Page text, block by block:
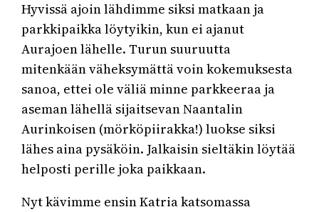
Hyvissä ajoin lähdimme siksi matkaan ja
parkkipaikka löytyikin, kun ei ajanut
Aurajoen lähelle. Turun suuruutta
mitenkään väheksymättä voin kokemuksesta
sanoa, ettei ole väliä minne parkkeeraa ja
aseman lähellä sijaitsevan Naantalin
Aurinkoisen (mörköpiirakka!) luokse siksi
lähes aina pysäköin. Jalkaisin sieltäkin löytää
helposti perille joka paikkaan.
Nyt kävimme ensin Katria katsomassa